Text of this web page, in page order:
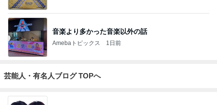
音楽より多かった音楽以外の話
Amebaトピックス 1日前
芸能人・有名人ブログ TOPへ